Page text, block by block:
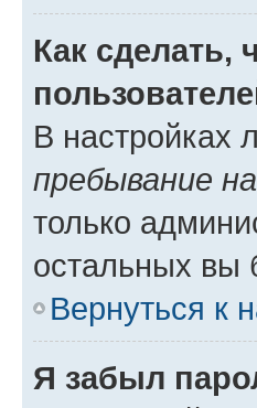
Как сделать,
В настройках
пребывание
только
остальных вы
Вернуться к
Я забыл